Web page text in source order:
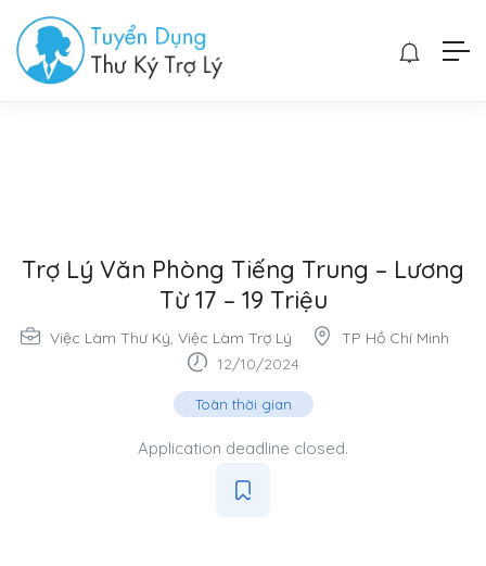
Trợ Lý Văn Phòng Tiếng Trung – Lương
Từ 17 – 19 Triệu
Việc Làm Thư Ký, Việc Làm Trợ Lý
TP Hồ Chí Minh
12/10/2024
Toàn thời gian
Application deadline closed.